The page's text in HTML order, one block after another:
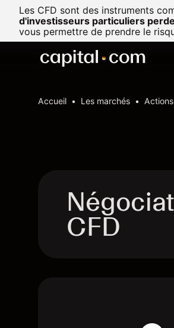
Les CFD sont des instruments
d'investisseurs particuliers
vous permettre de prendre le
Accueil Les marchés Actions
CFD